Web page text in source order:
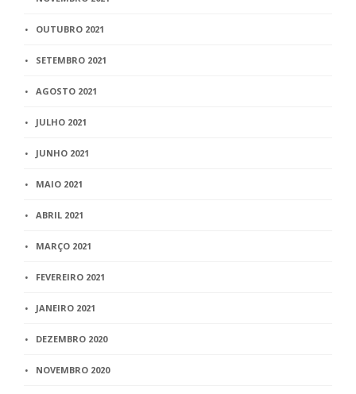
OUTUBRO 2021
SETEMBRO 2021
AGOSTO 2021
JULHO 2021
JUNHO 2021
MAIO 2021
ABRIL 2021
MARÇO 2021
FEVEREIRO 2021
JANEIRO 2021
DEZEMBRO 2020
NOVEMBRO 2020